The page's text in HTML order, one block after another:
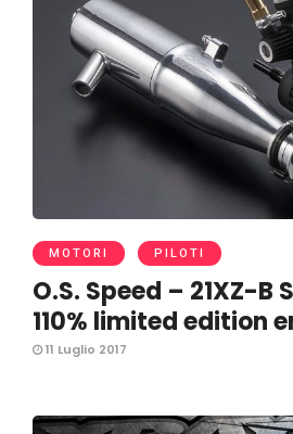
MOTORI PILOTI
O.S. Speed – 21XZ-B
110% limited edition
11 Luglio 2017